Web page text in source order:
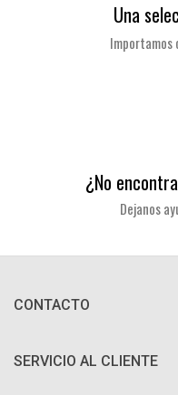
Una
Importamos
¿No
Dejanos
CONTACTO
SERVICIO AL CLIENTE